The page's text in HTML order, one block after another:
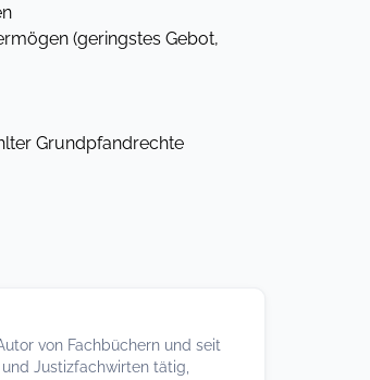
(geringstes Gebot,
Grundpfandrechte
von Fachbüchern und seit
Justizfachwirten tätig,